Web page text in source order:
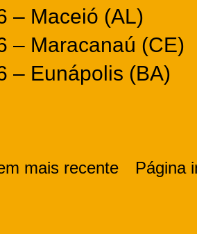
– Maceió (AL)
– Maracanaú (CE)
– Eunápolis (BA)
mais recente Página